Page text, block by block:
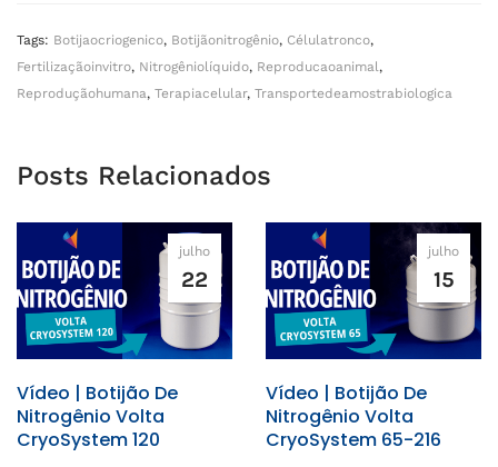
Tags: Botijaocriogenico, Botijãonitrogênio, Célulatronco,
Fertilizaçãoinvitro, Nitrogêniolíquido, Reproducaoanimal ,
Reproduçãohumana, Terapiacelular, Transportedeamostrabiologica
Posts Relacionados
julho
22
Vídeo | Botijão De
Nitrogênio Volta
CryoSystem 120
julho
15
Vídeo | Botijão De
Nitrogênio Volta
CryoSystem 65-216